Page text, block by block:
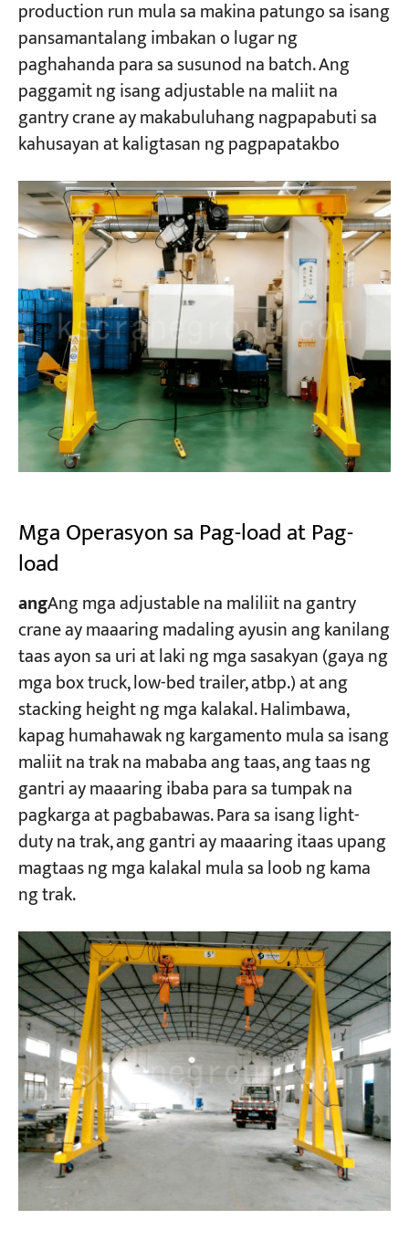
production run mula sa makina patungo sa isang
pansamantalang imbakan o lugar ng
paghahanda para sa susunod na batch. Ang
paggamit ng isang adjustable na maliit na
gantry crane ay makabuluhang nagpapabuti sa
kahusayan at kaligtasan ng pagpapatakbo
Mga Operasyon sa Pag-load at Pag-
load
ang​Ang mga adjustable na maliliit na gantry
crane ay maaaring madaling ayusin ang kanilang
taas ayon sa uri at laki ng mga sasakyan (gaya ng
mga box truck, low-bed trailer, atbp.) at ang
stacking height ng mga kalakal. Halimbawa,
kapag humahawak ng kargamento mula sa isang
maliit na trak na mababa ang taas, ang taas ng
gantri ay maaaring ibaba para sa tumpak na
pagkarga at pagbabawas. Para sa isang light-
duty na trak, ang gantri ay maaaring itaas upang
magtaas ng mga kalakal mula sa loob ng kama
ng trak.